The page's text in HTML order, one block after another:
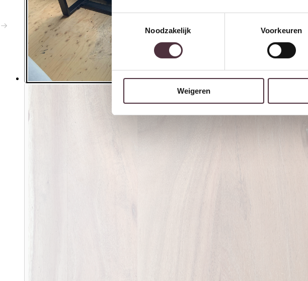
Toestemmingsselectie
Noodzakelijk
Voorkeuren
Weigeren